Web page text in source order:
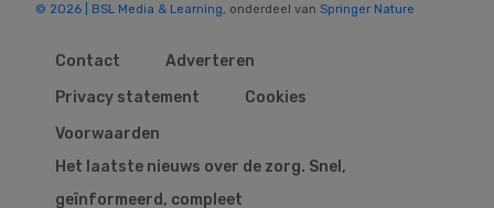
© 2026 | BSL Media & Learning, onderdeel van Springer Nature
Contact
Adverteren
Privacy statement
Cookies
Voorwaarden
Het laatste nieuws over de zorg. Snel,
geïnformeerd, compleet